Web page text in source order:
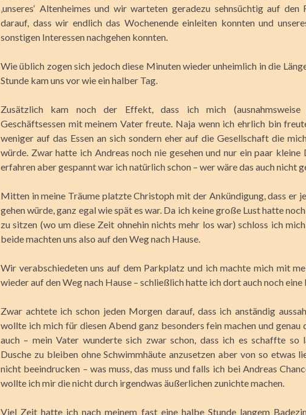
‚unseres‘ Altenheimes und wir warteten geradezu sehnsüchtig auf den
darauf, dass wir endlich das Wochenende einleiten konnten und
sonstigen Interessen nachgehen konnten.
Wie üblich zogen sich jedoch diese Minuten wieder unheimlich in die
Stunde kam uns vor wie ein halber Tag.
Zusätzlich kam noch der Effekt, dass ich mich
Geschäftsessen mit meinem Vater freute. Naja wenn ich ehrlich bin
weniger auf das Essen an sich sondern eher auf die Gesellschaft die
würde. Zwar hatte ich Andreas noch nie gesehen und nur ein paar kleine
erfahren aber gespannt war ich natürlich schon – wer wäre das auch nicht
Mitten in meine Träume platzte Christoph mit der Ankündigung, dass er
gehen würde, ganz egal wie spät es war. Da ich keine große Lust hatte
zu sitzen (wo um diese Zeit ohnehin nichts mehr los war) schloss ich
beide machten uns also auf den Weg nach Hause.
Wir verabschiedeten uns auf dem Parkplatz und ich machte mich mit
wieder auf den Weg nach Hause – schließlich hatte ich dort auch noch eine
Zwar achtete ich schon jeden Morgen darauf, dass ich anständig
wollte ich mich für diesen Abend ganz besonders fein machen und genau
auch – mein Vater wunderte sich zwar schon, dass ich es schaffte so
Dusche zu bleiben ohne Schwimmhäute anzusetzen aber von so etwas
nicht beeindrucken – was muss, das muss und falls ich bei Andreas
wollte ich mir die nicht durch irgendwas äußerlichen zunichte machen.
Viel Zeit hatte ich nach meinem fast eine halbe Stunde langem